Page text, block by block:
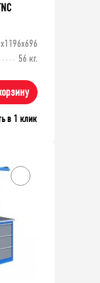
56 кг.
в 1 клик